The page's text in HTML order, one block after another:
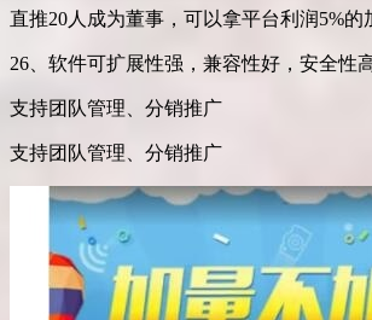
直推20人成为董事，可以拿平台利润5%的
26、软件可扩展性强，兼容性好，安全性
支持团队管理、分销推广
支持团队管理、分销推广